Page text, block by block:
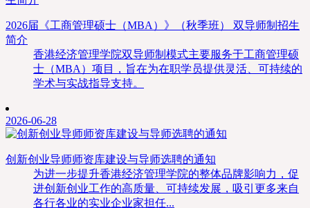
2026届《工商管理硕士（MBA）》（秋季班） 双导师制招生
简介
香港经济管理学院双导师制模式主要服务于工商管理硕
士（MBA）项目，旨在为在职学员提供灵活、可持续的
学术与实战指导支持。
2026-06-28
创新创业导师师资库建设与导师选聘的通知
为进一步提升香港经济管理学院的整体品牌影响力，促
进创新创业工作的高质量、可持续发展，吸引更多来自
各行各业的实业企业家担任...